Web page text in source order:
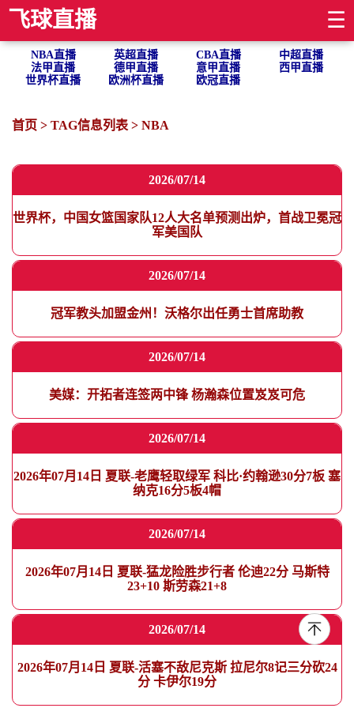
飞球直播 ☰
NBA直播 英超直播 CBA直播
中超直播
法甲直播
德甲直播 意甲直播
西甲直播
世界杯直播
欧洲杯直播 欧冠直播
首页 > TAG信息列表 > NBA
2026/07/14
世界杯，中国女篮国家队12人大名单预测出炉，首战卫冕冠
军美国队
2026/07/14
冠军教头加盟金州！沃格尔出任勇士首席助教
2026/07/14
美媒：开拓者连签两中锋 杨瀚森位置岌岌可危
2026/07/14
2026年07月14日 夏联-老鹰轻取绿军 科比·约翰逊30分7板 塞
纳克16分5板4帽
2026/07/14
2026年07月14日 夏联-猛龙险胜步行者 伦迪22分 马斯特
23+10 斯劳森21+8
2026/07/14
2026年07月14日 夏联-活塞不敌尼克斯 拉尼尔8记三分砍24
分 卡伊尔19分